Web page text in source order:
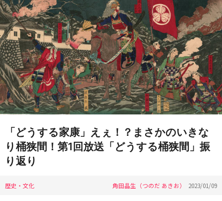
「どうする家康」えぇ！？まさかのいきな
り桶狭間！第1回放送「どうする桶狭間」振
り返り
歴史・文化 角田晶生（つのだ あきお） 2023/01/09